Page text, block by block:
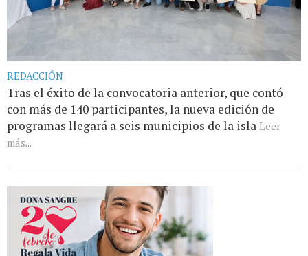
REDACCIÓN
Tras el éxito de la convocatoria anterior, que contó
con más de 140 participantes, la nueva edición de
programas llegará a seis municipios de la isla Leer
más...